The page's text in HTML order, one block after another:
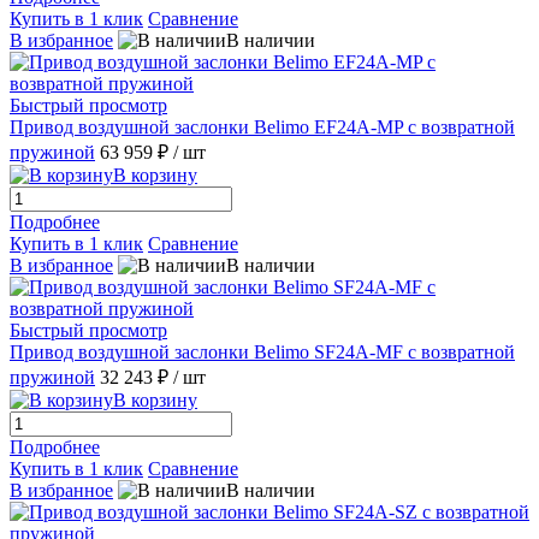
Купить в 1 клик Сравнение
В избранное
В наличии
Быстрый просмотр
Привод воздушной заслонки Belimo EF24A-MP с возвратной
пружиной 63 959 ₽ / шт
В корзину
Подробнее
Купить в 1 клик Сравнение
В избранное
В наличии
Быстрый просмотр
Привод воздушной заслонки Belimo SF24A-MF с возвратной
пружиной 32 243 ₽ / шт
В корзину
Подробнее
Купить в 1 клик Сравнение
В избранное
В наличии